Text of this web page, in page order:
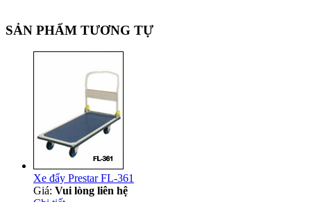
SẢN PHẨM TƯƠNG TỰ
Xe đẩy Prestar FL-361
Giá: Vui lòng liên hệ